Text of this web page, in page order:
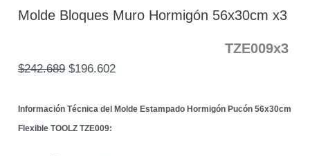
Molde Bloques Muro Hormigón 56x30cm x3
TZE009x3
$242.689 $196.602
Información Técnica del Molde Estampado Hormigón Pucón 56x30cm
Flexible TOOLZ TZE009: